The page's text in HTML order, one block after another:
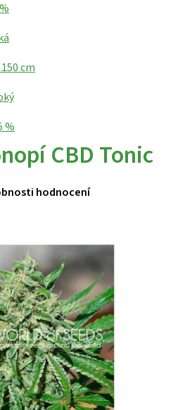
CBD Tonic
hodnocení
cm
%